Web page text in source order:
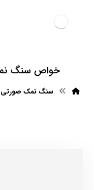
خواص سنگ
سنگ نمک صورتی